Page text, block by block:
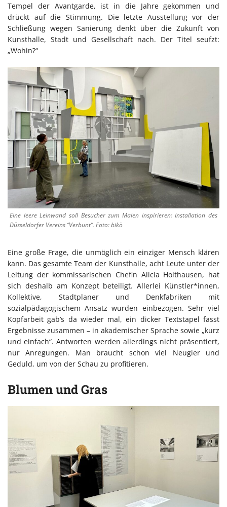
Tempel der Avantgarde, ist in die Jahre gekommen und
drückt auf die Stimmung. Die letzte Ausstellung vor der
Schließung wegen Sanierung denkt über die Zukunft von
Kunsthalle, Stadt und Gesellschaft nach. Der Titel seufzt:
„Wohin?“
Eine leere Leinwand soll Besucher zum Malen inspirieren: Installation des
Düsseldorfer Vereins “Verbunt”. Foto: bikö
Eine große Frage, die unmöglich ein einziger Mensch klären
kann. Das gesamte Team der Kunsthalle, acht Leute unter der
Leitung der kommissarischen Chefin Alicia Holthausen, hat
sich deshalb am Konzept beteiligt. Allerlei Künstler*innen,
Kollektive, Stadtplaner und Denkfabriken mit
sozialpädagogischem Ansatz wurden einbezogen. Sehr viel
Kopfarbeit gab’s da wieder mal, ein dicker Textstapel fasst
Ergebnisse zusammen – in akademischer Sprache sowie „kurz
und einfach“. Antworten werden allerdings nicht präsentiert,
nur Anregungen. Man braucht schon viel Neugier und
Geduld, um von der Schau zu profitieren.
Blumen und Gras